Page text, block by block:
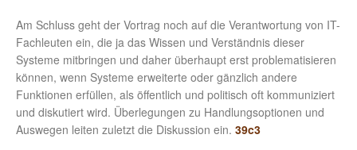
Am Schluss geht der Vortrag noch auf die Verantwortung von IT-
Fachleuten ein, die ja das Wissen und Verständnis dieser
Systeme mitbringen und daher überhaupt erst problematisieren
können, wenn Systeme erweiterte oder gänzlich andere
Funktionen erfüllen, als öffentlich und politisch oft kommuniziert
und diskutiert wird. Überlegungen zu Handlungsoptionen und
Auswegen leiten zuletzt die Diskussion ein. 39c3